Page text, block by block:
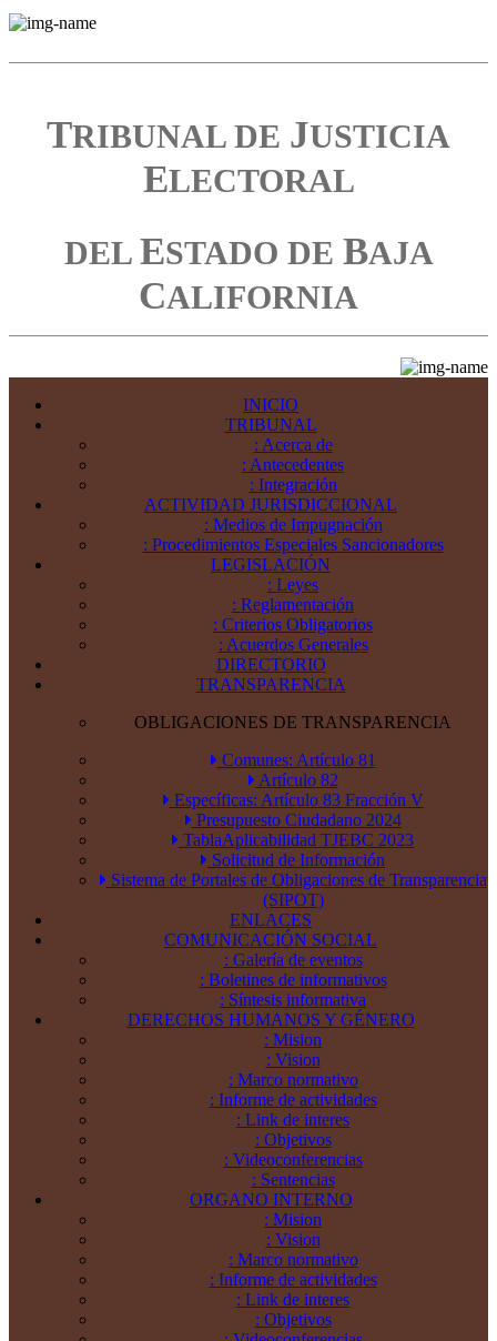
TRIBUNAL DE JUSTICIA
ELECTORAL
DEL ESTADO DE BAJA
CALIFORNIA
INICIO
TRIBUNAL
: Acerca de
: Antecedentes
: Integración
ACTIVIDAD JURISDICCIONAL
: Medios de Impugnación
: Procedimientos Especiales Sancionadores
LEGISLACIÓN
: Leyes
: Reglamentación
: Criterios Obligatorios
: Acuerdos Generales
DIRECTORIO
TRANSPARENCIA
OBLIGACIONES DE TRANSPARENCIA
Comunes: Artículo 81
Artículo 82
Específicas: Artículo 83 Fracción V
Presupuesto Ciudadano 2024
TablaAplicabilidad TJEBC 2023
Solicitud de Información
Sistema de Portales de Obligaciones de Transparencia
(SIPOT)
ENLACES
COMUNICACIÓN SOCIAL
: Galería de eventos
: Boletines de informativos
: Síntesis informativa
DERECHOS HUMANOS Y GÉNERO
: Mision
: Vision
: Marco normativo
: Informe de actividades
: Link de interes
: Objetivos
: Videoconferencias
: Sentencias
ORGANO INTERNO
: Mision
: Vision
: Marco normativo
: Informe de actividades
: Link de interes
: Objetivos